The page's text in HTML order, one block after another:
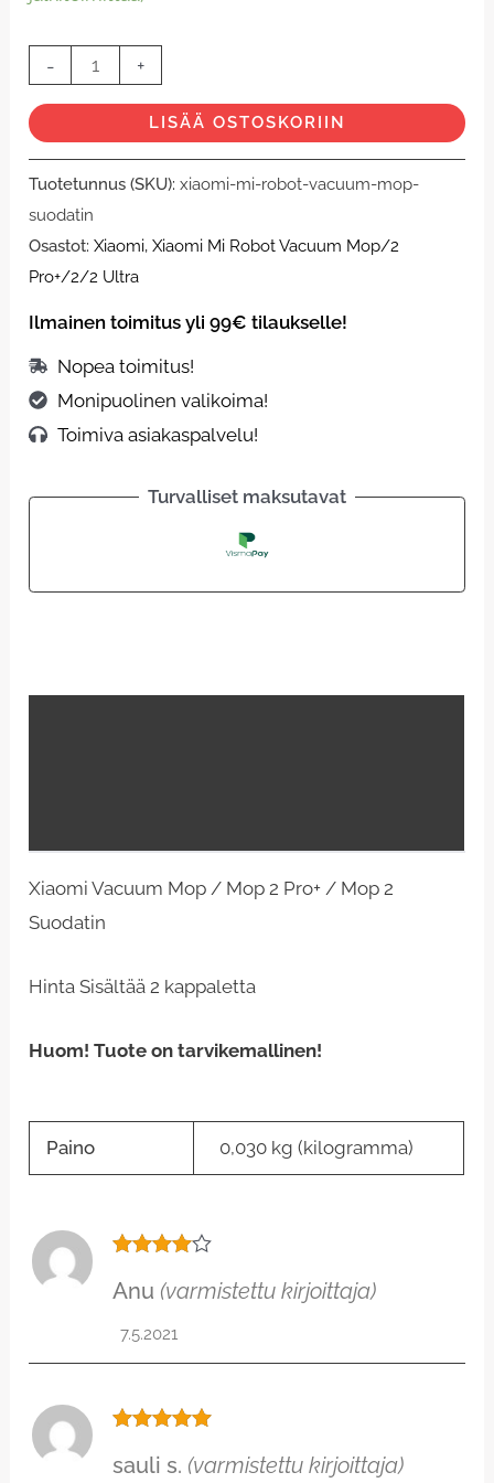
-
(2kpl)
määrä
+
LISÄÄ OSTOSKORIIN
Tuotetunnus (SKU):xiaomi-mi-robot-vacuum-mop-
suodatin
Osastot:Xiaomi,Xiaomi Mi Robot Vacuum Mop/2
Pro+/2/2 Ultra
Ilmainen toimitus yli 99€ tilaukselle!
Nopea toimitus!
Monipuolinen valikoima!
Toimiva asiakaspalvelu!
Turvalliset maksutavat
Xiaomi Vacuum Mop / Mop 2 Pro+ / Mop 2
Suodatin
Hinta Sisältää 2 kappaletta
Huom! Tuote on tarvikemallinen!
Paino 0,030 kg (kilogramma)
u
a:4 / 5
Anu (varmistettu kirjoittaja)
7.5.2021
tuotteesta:
sauli s. (varmistettu kirjoittaja)